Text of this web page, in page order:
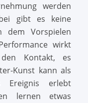
werden
gibt es keine
dem Vorspielen
wirkt
Kontakt, es
Kunst kann als
Ereignis erlebt
lernen etwas